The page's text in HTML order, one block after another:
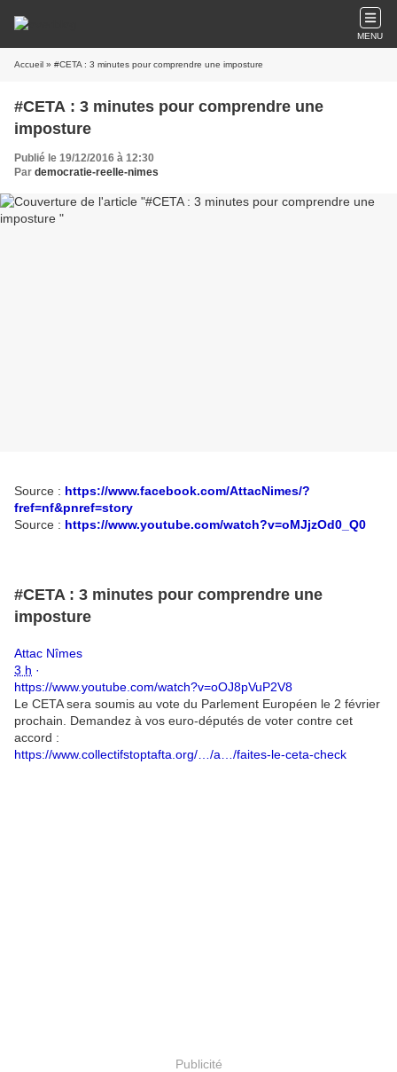
MENU
Accueil » #CETA : 3 minutes pour comprendre une imposture
#CETA : 3 minutes pour comprendre une
imposture
Publié le 19/12/2016 à 12:30
Par democratie-reelle-nimes
Source : https://www.facebook.com/AttacNimes/?
fref=nf&pnref=story
Source : https://www.youtube.com/watch?v=oMJjzOd0_Q0
#CETA : 3 minutes pour comprendre une
imposture
Attac Nîmes
3 h ·
https://www.youtube.com/watch?v=oOJ8pVuP2V8
Le CETA sera soumis au vote du Parlement Européen le 2 février
prochain. Demandez à vos euro-députés de voter contre cet
accord :
https://www.collectifstoptafta.org/…/a…/faites-le-ceta-check
Publicité